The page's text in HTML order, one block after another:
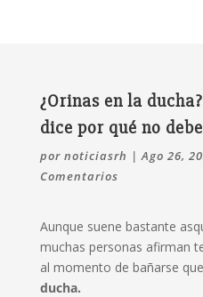
¿Orinas en la
dice por qué no
por noticiasrh |Ago 26,
Comentarios
Aunque suene bastante
muchas personas afirman
al momento de bañarse
ducha.